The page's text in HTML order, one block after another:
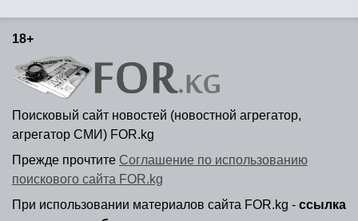
18+
Поисковый сайт новостей (новостной агрегатор,
агрегатор СМИ) FOR.kg
Прежде прочтите Соглашение по использованию
поискового сайта FOR.kg
При использовании материалов сайта FOR.kg - ссылка